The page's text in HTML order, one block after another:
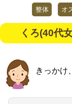
整体 オ
くろ(40代
きっかけ